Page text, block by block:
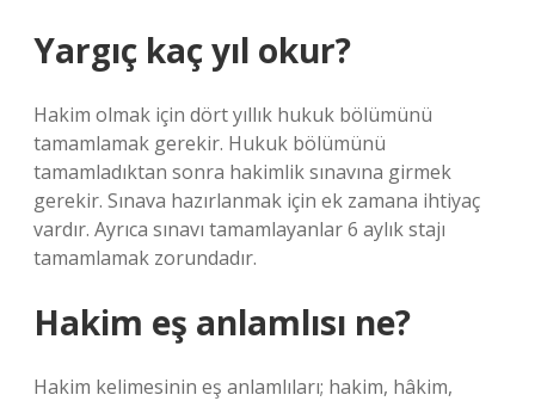
Yargıç kaç yıl okur?
Hakim olmak için dört yıllık hukuk bölümünü
tamamlamak gerekir. Hukuk bölümünü
tamamladıktan sonra hakimlik sınavına girmek
gerekir. Sınava hazırlanmak için ek zamana ihtiyaç
vardır. Ayrıca sınavı tamamlayanlar 6 aylık stajı
tamamlamak zorundadır.
Hakim eş anlamlısı ne?
Hakim kelimesinin eş anlamlıları; hakim, hâkim,